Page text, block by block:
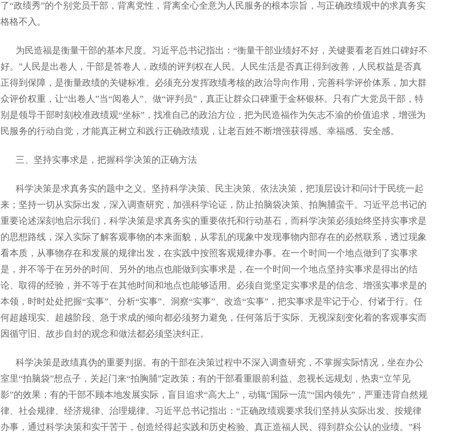
了“政绩秀”的个别党员干部，背离党性，背离全心全意为人民服务的根本宗旨，与正确政绩观中的求真务实
格格不入。
为民造福是衡量干部的基本尺度。习近平总书记指出：“衡量干部业绩好不好，关键要看老百姓口碑好不
好。”人民是出卷人，干部是答卷人，政绩的评判权在人民。人民生活是否真正得到改善，人民权益是否真
正得到保障，是衡量政绩的关键标准。必须充分发挥政绩考核的政治导向作用，完善科学评价体系，加大群
众评价权重，让“出卷人”当“阅卷人”、做“评判员”，真正让群众口碑重于金杯银杯。只有广大党员干部，特
别是领导干部时刻校准政绩观“坐标”，找准自己的政治方位，把为民造福作为矢志不渝的价值追求，增强为
民服务的行动自觉，才能真正树立和践行正确政绩观，让老百姓不断增强获得感、幸福感、安全感。
三、坚持实事求是，把握科学决策的正确方法
科学决策是求真务实的题中之义。坚持科学决策、民主决策、依法决策，把顶层设计和问计于民统一起
来；坚持一切从实际出发，深入调查研究，加强科学论证，防止拍脑袋决策、拍胸脯蛮干。习近平总书记的
重要论述深刻地启示我们，科学决策是求真务实的重要依托和行动基石，而科学决策必须始终坚持实事求是
的思想路线，深入实际了解客观事物的本来面貌，从零乱的现象中发现事物内部存在的必然联系，透过现象
看本质，从事物存在和发展的规律出发，在实践中按照客观规律办事。在一个时间一个地点做到了实事求
是，并不等于在另外的时间、另外的地点也能做到实事求是，在一个时间一个地点坚持实事求是得出的结
论、取得的经验，并不等于在其他时间和地点也能够适用。必须自觉坚定实事求是的信念、增强实事求是的
本领，时时处处把握“实事”、分析“实事”、洞察“实事”、改造“实事”，把实事求是牢记于心、付诸于行。任
何超越现实、超越阶段、急于求成的倾向都必须努力避免，任何落后于实际、无视深刻变化着的客观事实而
因循守旧、故步自封的观念和做法都必须坚决纠正。
科学决策是政绩真伪的重要判据。有的干部在决策过程中不深入调查研究，不掌握实际情况，坐在办公
室里“拍脑袋”想点子，关起门来“拍胸脯”定政策；有的干部看重眼前利益、忽视长远规划，热衷“立竿见
影”的效果；有的干部不顾本地发展实际，盲目追求“高大上”，动辄“国际一流”“国内领先”，严重违背自然规
律、社会规律、经济规律、治理规律。习近平总书记指出：“正确政绩观要求我们坚持从实际出发、按规律
办事，通过科学决策和实干苦干，创造经得起实践和历史检验、真正造福人民、得到群众公认的业绩。”科